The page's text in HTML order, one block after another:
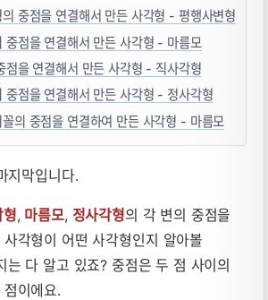
의 중점을 연결해서 만든 사각형 - 평행사변형
중점을 연결해서 만든 사각형 - 마름모
점을 연결해서 만든 사각형 - 직사각형
중점을 연결해서 만든 사각형 - 정사각형
의 중점을 연결하여 만든 사각형 - 마름모
지막입니다.
형, 마름모, 정사각형의 각 변의 중점을
각형이 어떤 사각형인지 알아볼
는 다 알고 있죠? 중점은 두 점 사이의
이에요.